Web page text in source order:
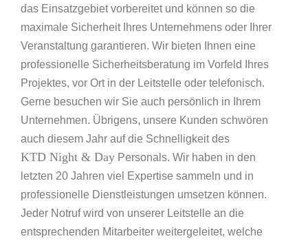
das Einsatzgebiet vorbereitet und können so die
maximale Sicherheit Ihres Unternehmens oder Ihrer
Veranstaltung garantieren. Wir bieten Ihnen eine
professionelle Sicherheitsberatung im Vorfeld Ihres
Projektes, vor Ort in der Leitstelle oder telefonisch.
Gerne besuchen wir Sie auch persönlich in Ihrem
Unternehmen. Übrigens, unsere Kunden schwören
auch diesem Jahr auf die Schnelligkeit des
KTD Night & Day Personals. Wir haben in den
letzten 20 Jahren viel Expertise sammeln und in
professionelle Dienstleistungen umsetzen können.
Jeder Notruf wird von unserer Leitstelle an die
entsprechenden Mitarbeiter weitergeleitet, welche